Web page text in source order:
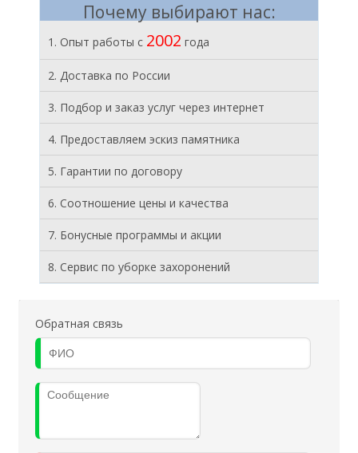
Почему выбирают нас:
1. Опыт работы с 2002 года
2. Доставка по России
3. Подбор и заказ услуг через интернет
4. Предоставляем эскиз памятника
5. Гарантии по договору
6. Соотношение цены и качества
7. Бонусные программы и акции
8. Cервис по уборке захоронений
Обратная связь